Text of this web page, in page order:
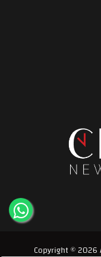
Copyright © 2026